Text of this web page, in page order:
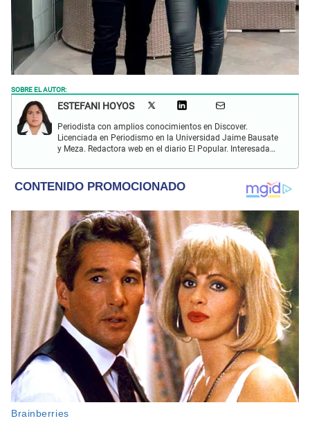
SOBRE EL AUTOR:
ESTEFANI HOYOS
Periodista con amplios conocimientos en Discover.
Licenciada en Periodismo en la Universidad Jaime Bausate
y Meza. Redactora web en el diario El Popular. Interesada
internacional; tendencias, películas y series.